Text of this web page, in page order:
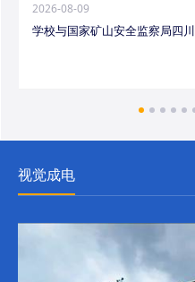
2026-08-09
学校与国家矿山安全监察局四
视觉成电